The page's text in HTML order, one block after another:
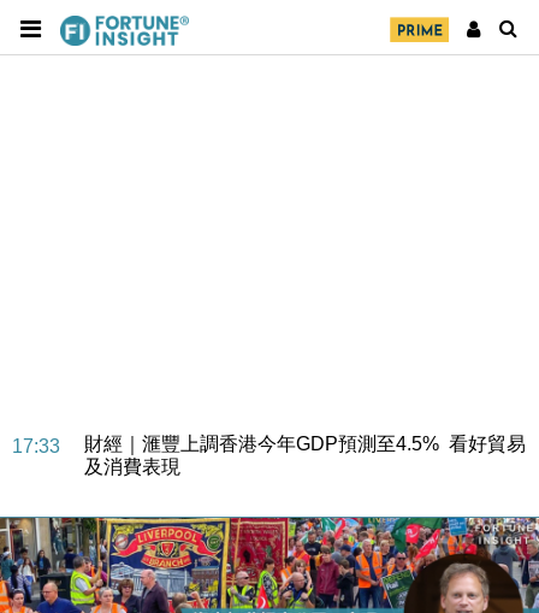
17:33
財經｜滙豐上調香港今年GDP預測至4.5% 看好貿易
及消費表現
損失近6900萬元
16:05
財經｜日經失守6.5萬點後回穩 全周仍升近2%